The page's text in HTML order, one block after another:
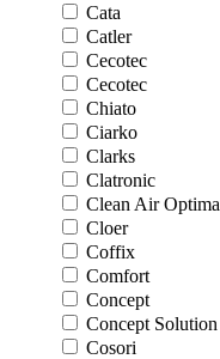
Cata
Catler
Cecotec
Cecotec
Chiato
Ciarko
Clarks
Clatronic
Clean Air Optima
Cloer
Coffix
Comfort
Concept
Concept Solution
Cosori